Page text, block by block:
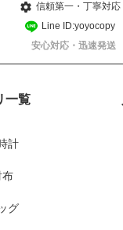
信頼第一・丁寧対応
Line ID:yoyocopy
安心対応・迅速発送
一覧
計
布
グ